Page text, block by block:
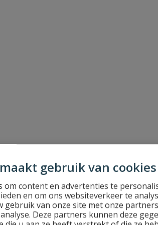
gebruik van cookies
om content en advertenties te
en om ons websiteverkeer te
gebruik van onze site met onze
Deze partners kunnen deze